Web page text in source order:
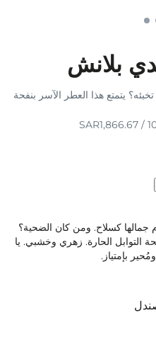
بلانش
يتمتع هذا العطر الآسر بنفحة
جمالها كسلاح. ومن كان الضحية؟
التوابل الحارة. زهري وخشبي. يا
بإمتياز.